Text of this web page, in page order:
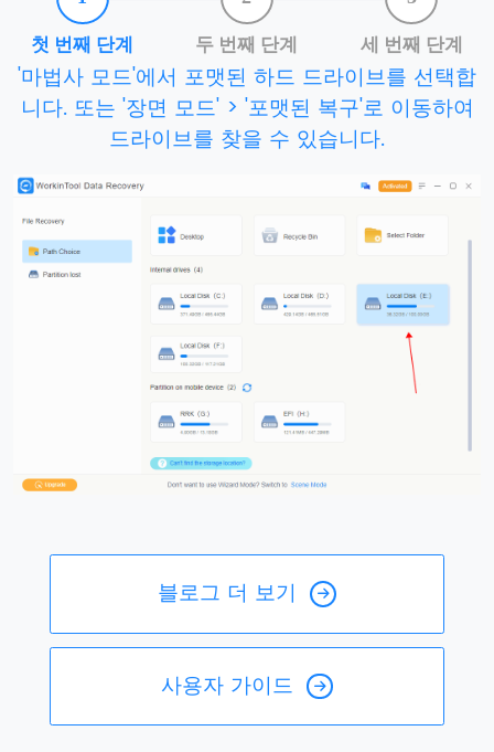
첫 번째 단계 두 번째 단계 세 번째 단계
'마법사 모드'에서 포맷된 하드 드라이브를 선택합
니다. 또는 '장면 모드' > '포맷된 복구'로 이동하여
드라이브를 찾을 수 있습니다.
블로그 더 보기
사용자 가이드